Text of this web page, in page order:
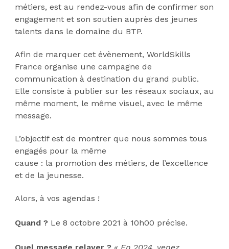
métiers, est au rendez-vous afin de confirmer son
engagement et son soutien auprès des jeunes
talents dans le domaine du BTP.
Afin de marquer cet évènement, WorldSkills
France organise une campagne de
communication à destination du grand public.
Elle consiste à publier sur les réseaux sociaux, au
même moment, le même visuel, avec le même
message.
L’objectif est de montrer que nous sommes tous
engagés pour la même
cause : la promotion des métiers, de l’excellence
et de la jeunesse.
Alors, à vos agendas !
Quand ?Le 8 octobre 2021 à 10h00 précise.